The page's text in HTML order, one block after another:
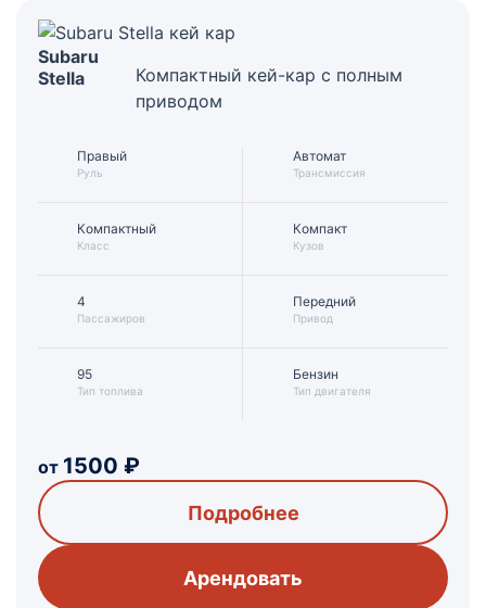
Subaru
Stella
Компактный кей-кар с полным
приводом
Правый
Руль
Компактный
Класс
Автомат
Трансмиссия
Компакт
Кузов
4
Пассажиров
95
Тип топлива
Передний
Привод
Бензин
Тип двигателя
от 1500 ₽
Подробнее
Арендовать